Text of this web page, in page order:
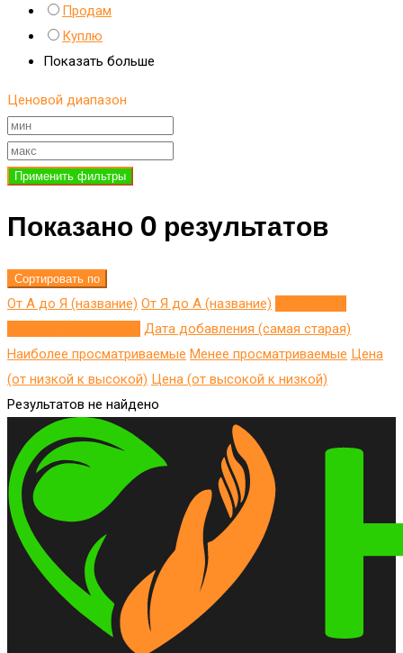
Продам
Куплю
Показать больше
Ценовой диапазон
Применить фильтры
Показано 0 результатов
Сортировать по
От А до Я (название) От Я до A (название)
Дата добавления (самая старая)
Наиболее просматриваемые Менее просматриваемые Цена
(от низкой к высокой) Цена (от высокой к низкой)
Результатов не найдено